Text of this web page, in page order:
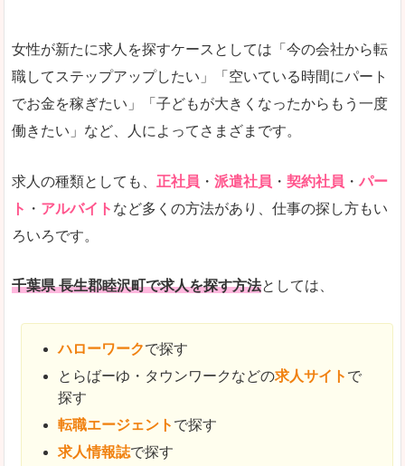
女性が新たに求人を探すケースとしては「今の会社から転
職してステップアップしたい」「空いている時間にパート
でお金を稼ぎたい」「子どもが大きくなったからもう一度
働きたい」など、人によってさまざまです。
求人の種類としても、 正社員 ・ 派遣社員 ・ 契約社員 ・ パー
ト ・ アルバイト など多くの方法があり、仕事の探し方もい
ろいろです。
千葉県 長生郡睦沢町で求人を探す方法としては、
ハローワークで探す
とらばーゆ・タウンワークなどの求人サイト で
探す
転職エージェント で探す
求人情報誌で探す